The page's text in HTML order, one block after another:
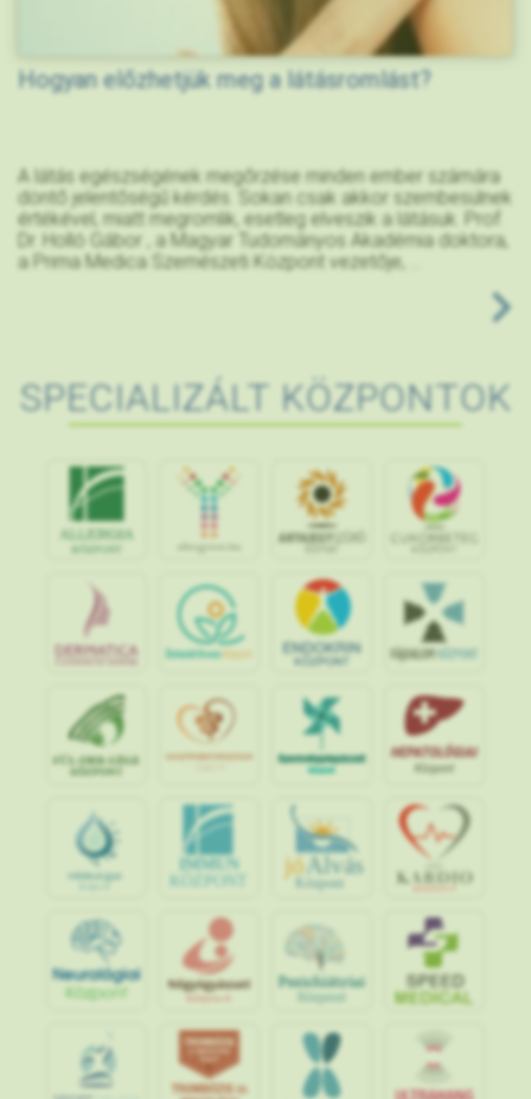
Hogyan előzhetjük meg a látásromlást?
A látás egészségének megőrzése minden ember számára
döntő jelentőségű kérdés. Sokan csak akkor szembesülnek
értékével, miatt megromlik, esetleg elveszik a látásuk. Prof.
Dr. Holló Gábor , a Magyar Tudományos Akadémia doktora,
a Prima Medica Szemészeti Központ vezetője, ...
SPECIALIZÁLT KÖZPONTOK
IMMUN
KÖZPONT
jó Alvás
Központ